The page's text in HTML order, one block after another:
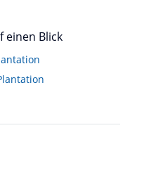
einen Blick